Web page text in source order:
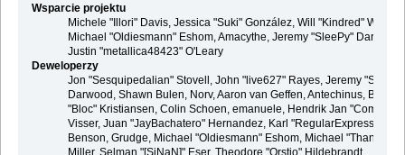
Wsparcie projektu
Michele "Illori" Davis, Jessica "Suki" González, Will "Kindred"
Michael "Oldiesmann" Eshom, Amacythe, Jeremy "SleePy" Darwood
Justin "metallica48423" O'Leary
Deweloperzy
Jon "Sesquipedalian" Stovell, John "live627" Rayes, Jeremy
Darwood, Shawn Bulen, Norv, Aaron van Geffen, Antechinus, Bjoern
"Bloc" Kristiansen, Colin Schoen, emanuele, Hendrik Jan "Compuart"
Visser, Juan "JayBachatero" Hernandez, Karl "RegularExpression"
Benson, Grudge, Michael "Oldiesmann" Eshom, Michael "Thantos"
Miller, Selman "[SiNaN]" Eser, Theodore "Orstio" Hildebrandt,